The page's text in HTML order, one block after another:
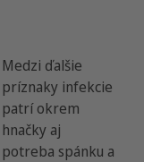
Medzi ďalšie
príznaky infekcie
patrí okrem
hnačky aj
potreba spánku a